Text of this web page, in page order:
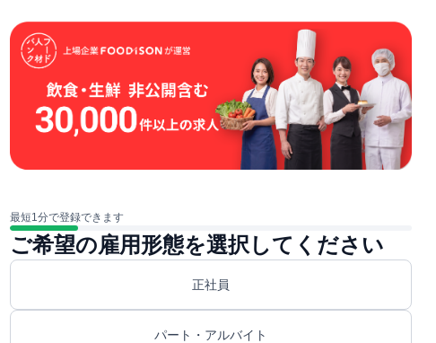
最短1分で登録できます
ご希望の雇用形態を選択してください
正社員
パート・アルバイト